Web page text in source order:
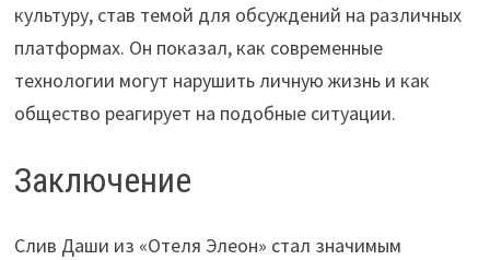
культуру, став темой для обсуждений на различных
платформах. Он показал, как современные
технологии могут нарушить личную жизнь и как
общество реагирует на подобные ситуации.
Заключение
Слив Даши из «Отеля Элеон» стал значимым